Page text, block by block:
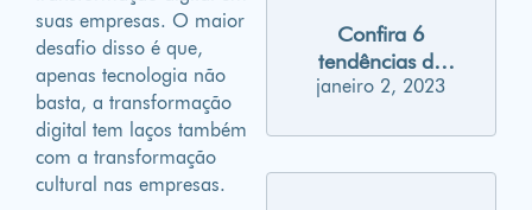
suas empresas. O maior
desafio disso é que,
apenas tecnologia não
basta, a transformação
digital tem laços também
com a transformação
cultural nas empresas.
Confira 6
tendências de
marketing para
janeiro 2, 2023